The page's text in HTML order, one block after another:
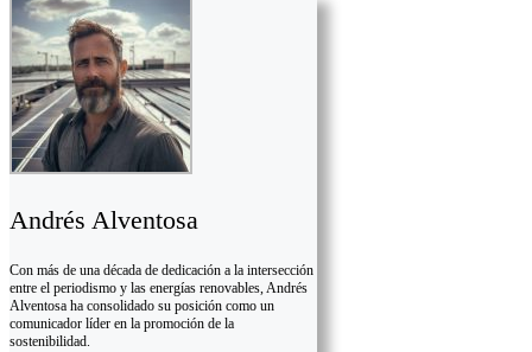
Andrés Alventosa
Con más de una década de dedicación a la intersección
entre el periodismo y las energías renovables, Andrés
Alventosa ha consolidado su posición como un
comunicador líder en la promoción de la
sostenibilidad.